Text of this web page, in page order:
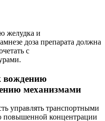
желудка и
доза препарата должна
с
вождению
механизмами
управлять транспортными
повышенной концентрации